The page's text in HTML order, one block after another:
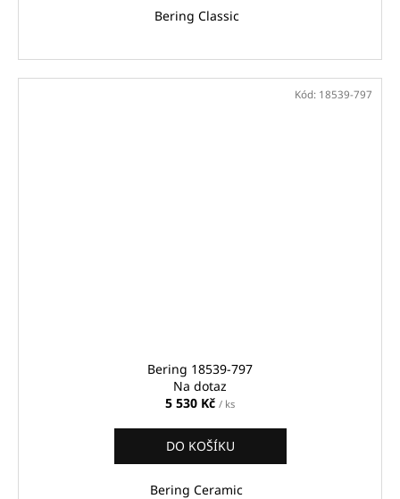
Bering Classic
Bering 18539-797
Na dotaz
5 530 Kč / ks
DO KOŠÍKU
Bering Ceramic
Kód: 18539-797